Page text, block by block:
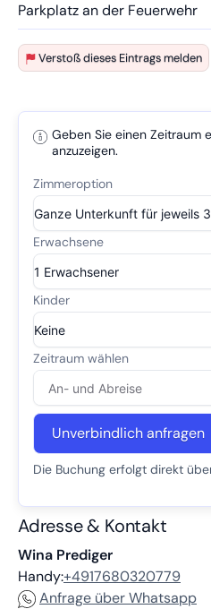
Parkplatz an der Feuerwehr
Verstoß dieses Eintrags melden
Geben Sie einen Zeitraum
anzuzeigen.
Unverbindlich anfragen
Die Buchung erfolgt direkt
Adresse & Kontakt
Wina Prediger
Handy:+4917680320779
Anfrage über Whatsapp